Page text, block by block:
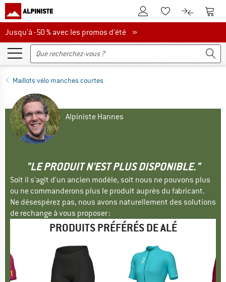
Vers le compte client
Vers la liste
Vers le
Jusqu'à -50 % avec les promos d'été
Jusqu'à -50 % avec les promos d'été »
Maillots vélo manches courtes
Alpiniste Hannes
"LE PRODUIT N'EST PLUS DISPONIBLE."
Soit il s'agit d'un ancien modèle, soit nous ne pouvons plus
ou ne commanderons plus le produit auprès du fabricant.
Ne désespérez pas, nous avons naturellement des solutions
de rechange à vous proposer :
PRODUITS PRÉFÉRÉS DE ALÉ